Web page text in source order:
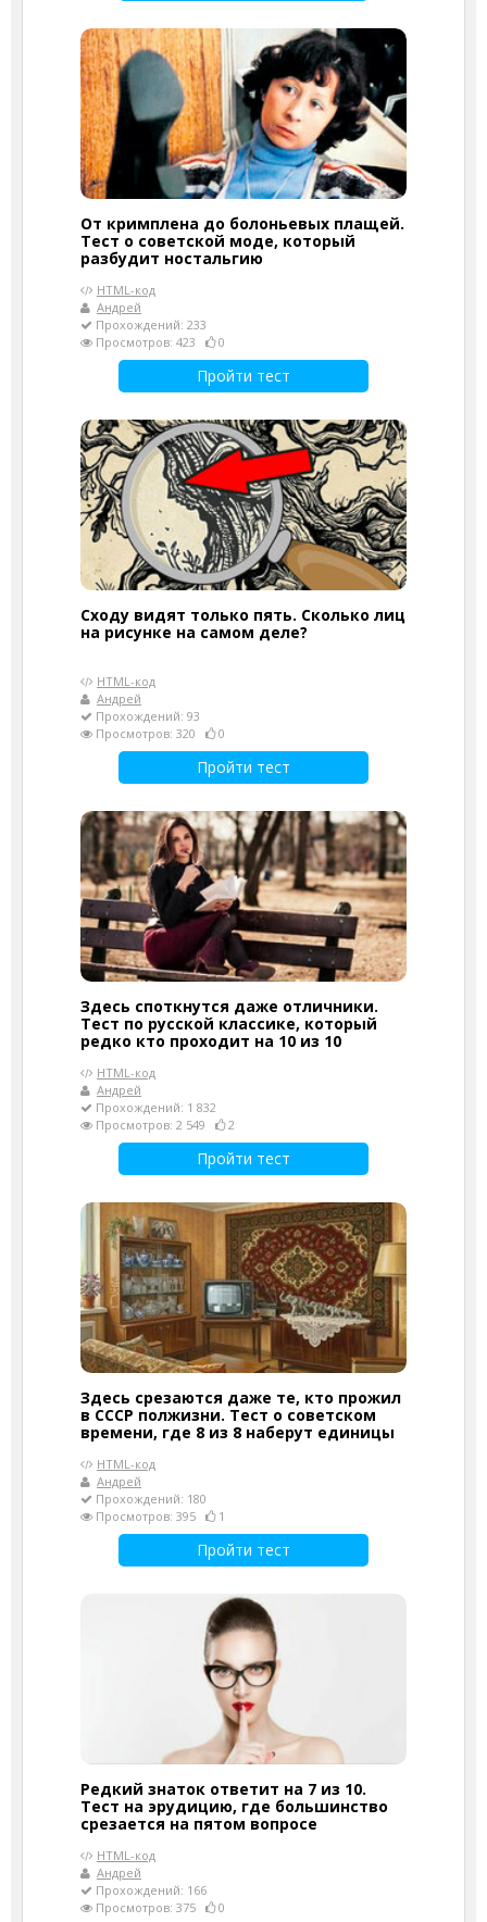
От кримплена до болоньевых плащей.
Тест о советской моде, который
разбудит ностальгию
HTML-код
Андрей
Прохождений: 233
Просмотров: 423
0
Пройти тест
Сходу видят только пять. Сколько лиц
на рисунке на самом деле?
HTML-код
Андрей
Прохождений: 93
Просмотров: 320
0
Пройти тест
Здесь споткнутся даже отличники.
Тест по русской классике, который
редко кто проходит на 10 из 10
HTML-код
Андрей
Прохождений: 1 832
Просмотров: 2 549
2
Пройти тест
Здесь срезаются даже те, кто прожил
в СССР полжизни. Тест о советском
времени, где 8 из 8 наберут единицы
HTML-код
Андрей
Прохождений: 180
Просмотров: 395
1
Пройти тест
Редкий знаток ответит на 7 из 10.
Тест на эрудицию, где большинство
срезается на пятом вопросе
HTML-код
Андрей
Прохождений: 166
Просмотров: 375
0